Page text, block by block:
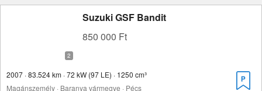
Suzuki GSF Bandit
850 000 Ft
2007 · 83.524 km · 72 kW (97 LE) · 1250 cm³
Magánszemély · Baranya vármegye · Pécs